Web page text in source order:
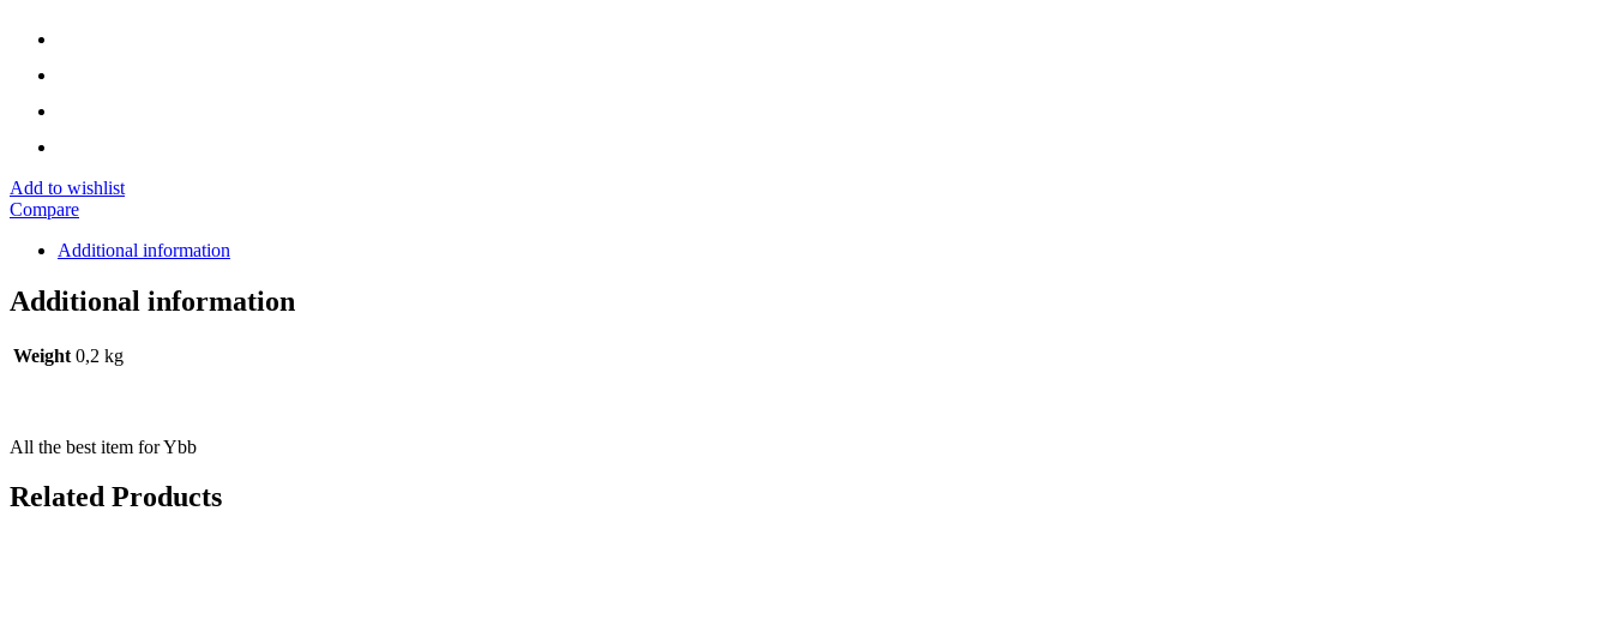
Add to wishlist
Compare
Additional information
Additional information
Weight 0,2 kg
All the best item for Ybb
Related Products